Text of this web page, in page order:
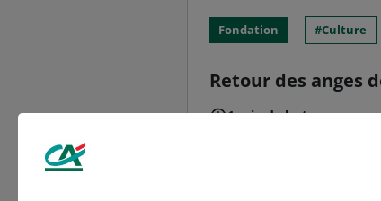
Fondation Culture
Retour des anges
1 min de lecture
Grand mécène de
Crédit Agricole du